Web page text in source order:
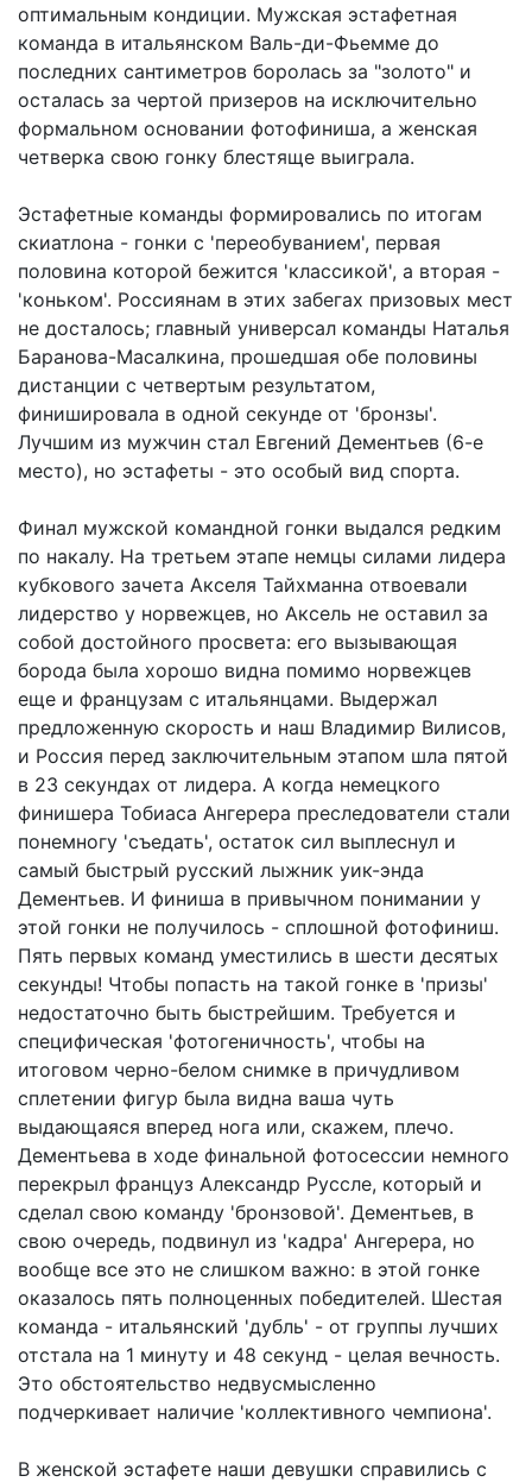
оптимальным кондиции. Мужская эстафетная
команда в итальянском Валь-ди-Фьемме до
последних сантиметров боролась за "золото" и
осталась за чертой призеров на исключительно
формальном основании фотофиниша, а женская
четверка свою гонку блестяще выиграла.
Эстафетные команды формировались по итогам
скиатлона - гонки с 'переобуванием', первая
половина которой бежится 'классикой', а вторая -
'коньком'. Россиянам в этих забегах призовых мест
не досталось; главный универсал команды Наталья
Баранова-Масалкина, прошедшая обе половины
дистанции с четвертым результатом,
финишировала в одной секунде от 'бронзы'.
Лучшим из мужчин стал Евгений Дементьев (6-е
место), но эстафеты - это особый вид спорта.
Финал мужской командной гонки выдался редким
по накалу. На третьем этапе немцы силами лидера
кубкового зачета Акселя Тайхманна отвоевали
лидерство у норвежцев, но Аксель не оставил за
собой достойного просвета: его вызывающая
борода была хорошо видна помимо норвежцев
еще и французам с итальянцами. Выдержал
предложенную скорость и наш Владимир Вилисов,
и Россия перед заключительным этапом шла пятой
в 23 секундах от лидера. А когда немецкого
финишера Тобиаса Ангерера преследователи стали
понемногу 'съедать', остаток сил выплеснул и
самый быстрый русский лыжник уик-энда
Дементьев. И финиша в привычном понимании у
этой гонки не получилось - сплошной фотофиниш.
Пять первых команд уместились в шести десятых
секунды! Чтобы попасть на такой гонке в 'призы'
недостаточно быть быстрейшим. Требуется и
специфическая 'фотогеничность', чтобы на
итоговом черно-белом снимке в причудливом
сплетении фигур была видна ваша чуть
выдающаяся вперед нога или, скажем, плечо.
Дементьева в ходе финальной фотосессии немного
перекрыл француз Александр Руссле, который и
сделал свою команду 'бронзовой'. Дементьев, в
свою очередь, подвинул из 'кадра' Ангерера, но
вообще все это не слишком важно: в этой гонке
оказалось пять полноценных победителей. Шестая
команда - итальянский 'дубль' - от группы лучших
отстала на 1 минуту и 48 секунд - целая вечность.
Это обстоятельство недвусмысленно
подчеркивает наличие 'коллективного чемпиона'.
В женской эстафете наши девушки справились с